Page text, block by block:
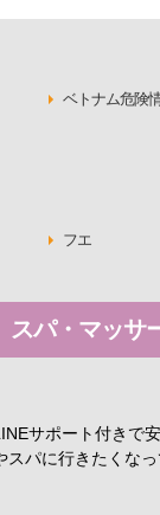
ベトナム危険
フエ
スパ・マッサ
サポート付きで安
スパに行きたくな